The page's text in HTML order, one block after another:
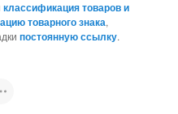
классификация товаров и
товарного знака,
постоянную ссылку.